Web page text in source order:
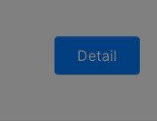
Detail